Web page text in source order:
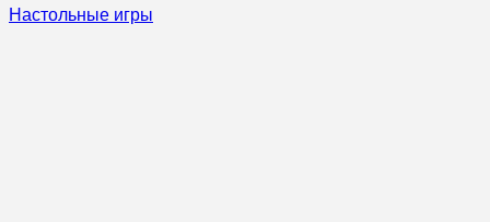
Настольные игры